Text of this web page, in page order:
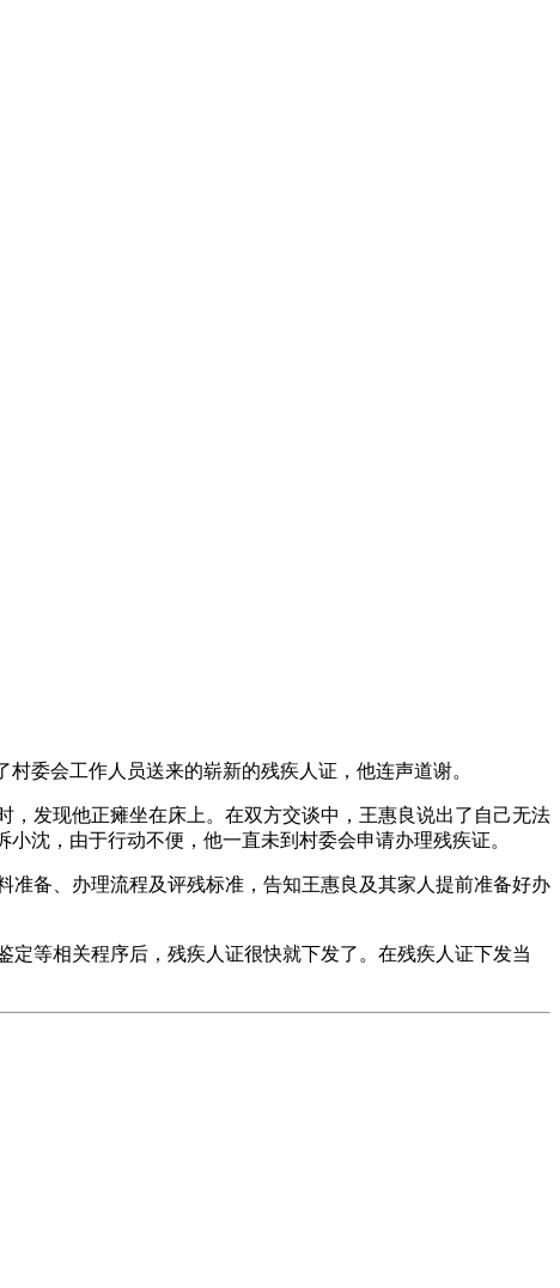
委会工作人员送来的崭新的残疾人证，他连声道谢。
发现他正瘫坐在床上。在双方交谈中，王惠良说出了自己无法
沈，由于行动不便，他一直未到村委会申请办理残疾证。
备、办理流程及评残标准，告知王惠良及其家人提前准备好办
等相关程序后，残疾人证很快就下发了。在残疾人证下发当